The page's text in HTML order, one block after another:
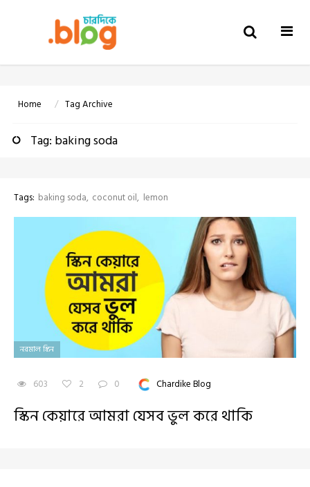
Home Tag Archive
Tag: baking soda
Tags: baking soda coconut oil lemon
নরমাল স্কিন
603 2 0 Chardike Blog
স্কিন কেয়ারে আমরা যেসব ভুল করে থাকি